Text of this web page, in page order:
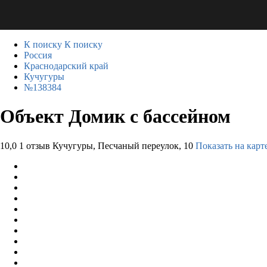
К поиску К поиску
Россия
Краснодарский край
Кучугуры
№138384
Объект Домик с бассейном
10,0 1 отзыв Кучугуры, Песчаный переулок, 10 Показать на